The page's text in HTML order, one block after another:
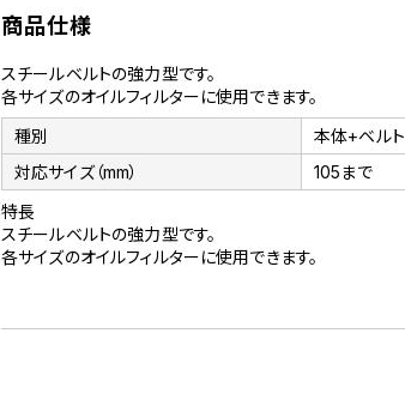
商品仕様
スチールベルトの強力型です。
各サイズのオイルフィルターに使用できます。
種別
本体+ベルト
対応サイズ（mm）
105まで
特長
スチールベルトの強力型です。
各サイズのオイルフィルターに使用できます。